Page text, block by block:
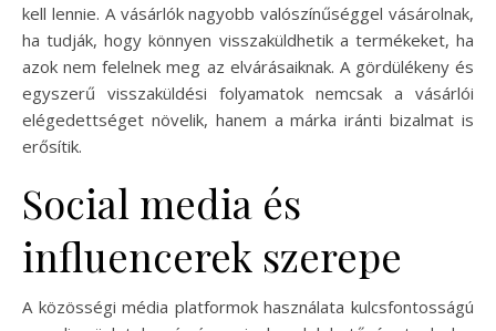
kell lennie. A vásárlók nagyobb valószínűséggel vásárolnak,
ha tudják, hogy könnyen visszaküldhetik a termékeket, ha
azok nem felelnek meg az elvárásaiknak. A gördülékeny és
egyszerű visszaküldési folyamatok nemcsak a vásárlói
elégedettséget növelik, hanem a márka iránti bizalmat is
erősítik.
Social media és
influencerek szerepe
A közösségi média platformok használata kulcsfontosságú